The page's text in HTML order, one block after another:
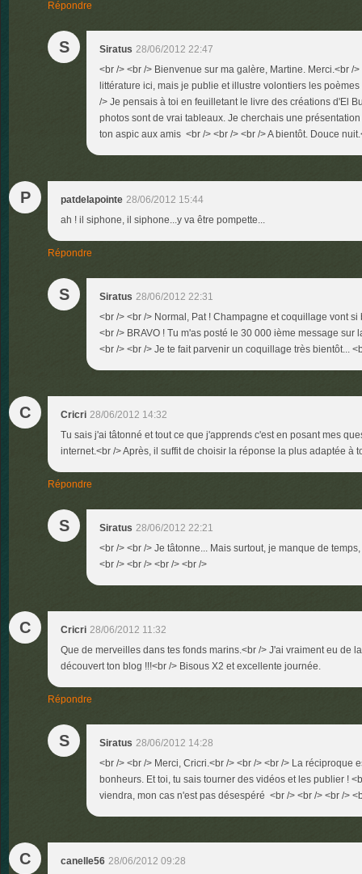
Répondre
S Siratus 28/06/2012 22:47
<br /> <br /> Bienvenue sur ma galère, Martine. Merci.<br /
littérature ici, mais je publie et illustre volontiers les
/> Je pensais à toi en feuilletant le livre des créations d'El
photos sont de vrai tableaux. Je cherchais une
ton aspic aux amis <br /> <br /> <br /> A bientôt. Douce
P patdelapointe 28/06/2012 15:44
ah ! il siphone, il siphone...y va être pompette...
Répondre
S Siratus 28/06/2012 22:31
<br /> <br /> Normal, Pat ! Champagne et coquillage vont si
<br /> BRAVO ! Tu m'as posté le 30 000 ième message sur
<br /> <br /> Je te fait parvenir un coquillage très bientôt...
C Cricri 28/06/2012 14:32
Tu sais j'ai tâtonné et tout ce que j'apprends c'est en posant mes
internet.<br /> Après, il suffit de choisir la réponse la plus adaptée à
Répondre
S Siratus 28/06/2012 22:21
<br /> <br /> Je tâtonne... Mais surtout, je manque de
<br /> <br /> <br /> <br />
C Cricri 28/06/2012 11:32
Que de merveilles dans tes fonds marins.<br /> J'ai vraiment eu de
découvert ton blog !!!<br /> Bisous X2 et excellente journée.
Répondre
S Siratus 28/06/2012 14:28
<br /> <br /> Merci, Cricri.<br /> <br /> <br /> La réciproque
bonheurs. Et toi, tu sais tourner des vidéos et les publier !
viendra, mon cas n'est pas désespéré <br /> <br /> <br />
C canelle56 28/06/2012 09:28